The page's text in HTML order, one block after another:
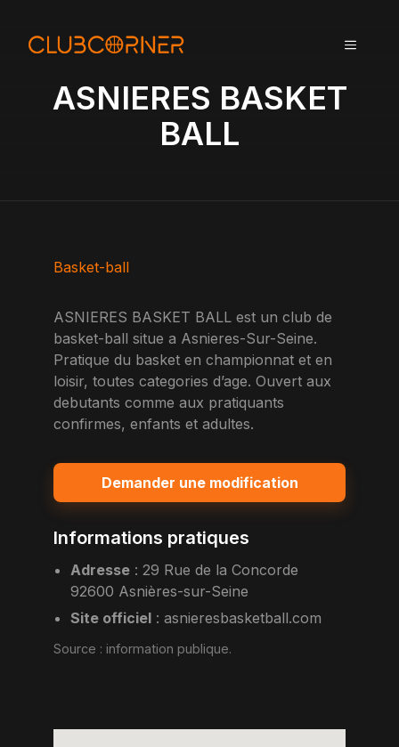
MENU
ASNIERES BASKET
BALL
Basket-ball
ASNIERES BASKET BALL est un club de
basket-ball situe a Asnieres-Sur-Seine.
Pratique du basket en championnat et en
loisir, toutes categories d’age. Ouvert aux
debutants comme aux pratiquants
confirmes, enfants et adultes.
Demander une modification
Informations pratiques
Adresse :29 Rue de la Concorde
92600 Asnières-sur-Seine
Site officiel :asnieresbasketball.com
Source : information publique.